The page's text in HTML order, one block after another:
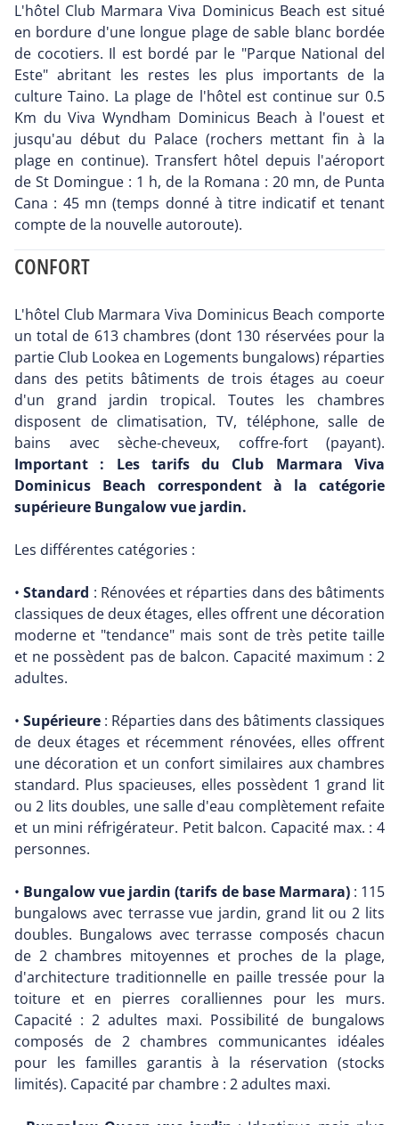
L'hôtel Club Marmara Viva Dominicus Beach est situé
en bordure d'une longue plage de sable blanc bordée
de cocotiers. Il est bordé par le "Parque National del
Este" abritant les restes les plus importants de la
culture Taino. La plage de l'hôtel est continue sur 0.5
Km du Viva Wyndham Dominicus Beach à l'ouest et
jusqu'au début du Palace (rochers mettant fin à la
plage en continue). Transfert hôtel depuis l'aéroport
de St Domingue : 1 h, de la Romana : 20 mn, de Punta
Cana : 45 mn (temps donné à titre indicatif et tenant
compte de la nouvelle autoroute).
CONFORT
L'hôtel Club Marmara Viva Dominicus Beach comporte
un total de 613 chambres (dont 130 réservées pour la
partie Club Lookea en Logements bungalows) réparties
dans des petits bâtiments de trois étages au coeur
d'un grand jardin tropical. Toutes les chambres
disposent de climatisation, TV, téléphone, salle de
bains avec sèche-cheveux, coffre-fort (payant).
Important : Les tarifs du Club Marmara Viva
Dominicus Beach correspondent à la catégorie
supérieure Bungalow vue jardin.
Les différentes catégories :
•Standard : Rénovées et réparties dans des bâtiments
classiques de deux étages, elles offrent une décoration
moderne et "tendance" mais sont de très petite taille
et ne possèdent pas de balcon. Capacité maximum : 2
adultes.
• Supérieure : Réparties dans des bâtiments classiques
de deux étages et récemment rénovées, elles offrent
une décoration et un confort similaires aux chambres
standard. Plus spacieuses, elles possèdent 1 grand lit
ou 2 lits doubles, une salle d'eau complètement refaite
et un mini réfrigérateur. Petit balcon. Capacité max. : 4
personnes.
• Bungalow vue jardin (tarifs de base Marmara): 115
bungalows avec terrasse vue jardin, grand lit ou 2 lits
doubles. Bungalows avec terrasse composés chacun
de 2 chambres mitoyennes et proches de la plage,
d'architecture traditionnelle en paille tressée pour la
toiture et en pierres coralliennes pour les murs.
Capacité : 2 adultes maxi. Possibilité de bungalows
composés de 2 chambres communicantes idéales
pour les familles garantis à la réservation (stocks
limités). Capacité par chambre : 2 adultes maxi.